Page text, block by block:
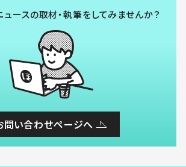
ュースの取材・執筆をしてみませんか？
問い合わせページへ